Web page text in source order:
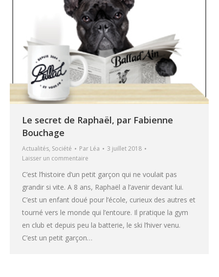
Le secret de Raphaël, par Fabienne
Bouchage
Actualités, Société Par Léa
3 juillet 2018
Laisser un commentaire
C’est l’histoire d’un petit garçon qui ne voulait pas
grandir si vite. A 8 ans, Raphaël a l’avenir devant lui.
C’est un enfant doué pour l’école, curieux des autres et
tourné vers le monde qui l’entoure. Il pratique la gym
en club et depuis peu la batterie, le ski l’hiver venu.
C’est un petit garçon…